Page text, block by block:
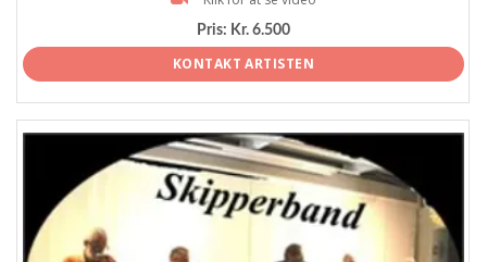
Pris: Kr. 6.500
KONTAKT ARTISTEN